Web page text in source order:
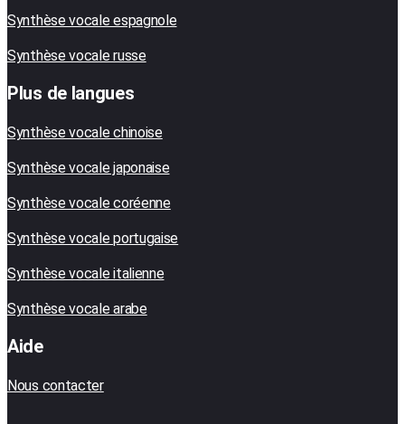
Synthèse vocale espagnole
Synthèse vocale russe
Plus de langues
Synthèse vocale chinoise
Synthèse vocale japonaise
Synthèse vocale coréenne
Synthèse vocale portugaise
Synthèse vocale italienne
Synthèse vocale arabe
Aide
Nous contacter